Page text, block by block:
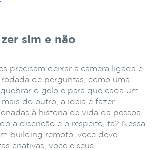
sim e não
precisam deixar a câmera ligada e
de perguntas, como uma
quebrar o gelo e para que cada um
mais do outro, a ideia é fazer
à história de vida da pessoa.
a discrição e o respeito, tá? Nessa
building remoto, você deve
criativas, você e seus